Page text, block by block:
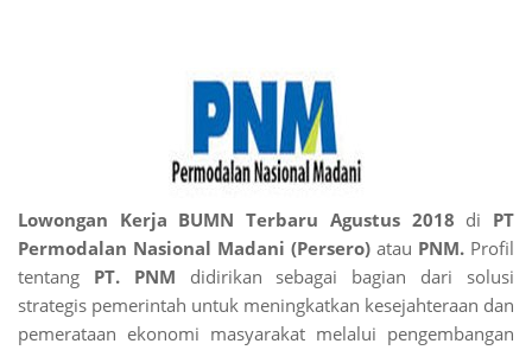
Lowongan Kerja BUMN Terbaru Agustus 2018 di PT
Permodalan Nasional Madani (Persero) atau PNM. Profil
tentang PT. PNM didirikan sebagai bagian dari solusi
strategis pemerintah untuk meningkatkan kesejahteraan dan
pemerataan ekonomi masyarakat melalui pengembangan